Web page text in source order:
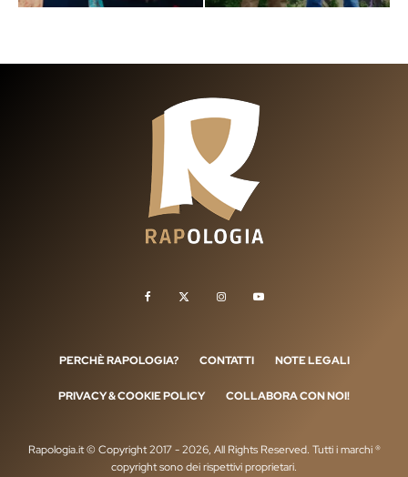
PERCHÈ RAPOLOGIA? CONTATTI NOTE LEGALI
PRIVACY & COOKIE POLICY COLLABORA CON NOI!
Rapologia.it © Copyright 2017 - 2026, All Rights Reserved. Tutti i marchi ®
copyright sono dei rispettivi proprietari.